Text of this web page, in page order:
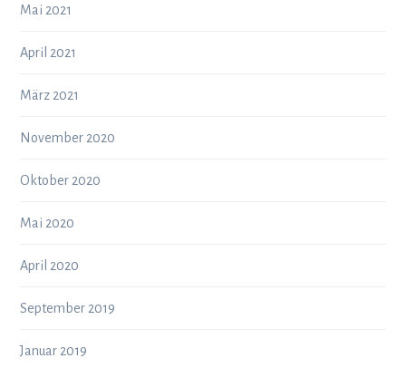
Mai 2021
April 2021
März 2021
November 2020
Oktober 2020
Mai 2020
April 2020
September 2019
Januar 2019